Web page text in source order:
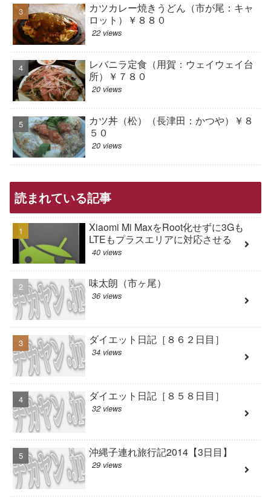
カツカレー焼きうどん（市が尾：キャ
ロット）￥８８０
22 views
レバニラ定食（用賀：ウェイウェイ台
所）￥７８０
20 views
カツ丼（松）（長津田：かつや）￥８
５０
20 views
読まれている記事
Xiaomi Mi MaxをRoot化せずに3Gも
LTEもプラスエリアに対応させる
40 views
味太朗（市ヶ尾）
36 views
ダイエット日記［８６２日目］
34 views
ダイエット日記［８５８日目］
32 views
沖縄子連れ旅行記2014【3日目】
29 views